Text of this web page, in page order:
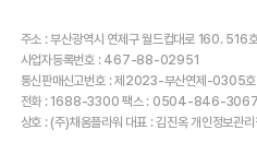
주소 : 부산광역시 연제구 월드컵대로 160. 516
사업자등록번호 : 467-88-02951
통신판매신고번호 : 제2023-부산연제-0305호
전화 : 1688-3300 팩스 : 0504-846-
상호 : (주)채움플라워 대표 : 김진옥 개인정보관